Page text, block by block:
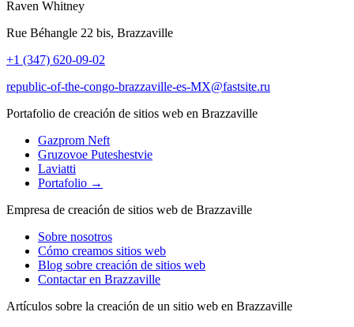
Raven Whitney
Rue Béhangle 22 bis, Brazzaville
+1 (347) 620-09-02
republic-of-the-congo-brazzaville-es-MX@fastsite.ru
Portafolio de creación de sitios web en Brazzaville
Gazprom Neft
Gruzovoe Puteshestvie
Laviatti
Portafolio →
Empresa de creación de sitios web de Brazzaville
Sobre nosotros
Cómo creamos sitios web
Blog sobre creación de sitios web
Contactar en Brazzaville
Artículos sobre la creación de un sitio web en Brazzaville